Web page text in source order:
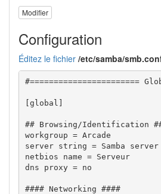
Modifier
Configuration
Éditez le fichier /etc/samba/
#=======================
[global]
## Browsing/Identification
workgroup = Arcade
server string = Samba server
netbios name = Serveur
dns proxy = no
#### Networking ####